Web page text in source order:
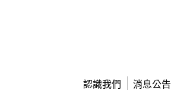
認識我們 消息公告